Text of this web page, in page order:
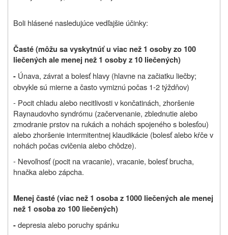
Boli hlásené nasledujúce vedľajšie účinky:
Časté (môžu sa vyskytnúť u viac než 1 osoby zo 100
liečených ale menej než 1 osoby z 10 liečených)
- Únava, závrat a bolesť hlavy (hlavne na začiatku liečby;
obvykle sú mierne a často vymiznú počas 1-2 týždňov)
- Pocit chladu alebo necitlivosti v končatinách, zhoršenie
Raynaudovho syndrómu (začervenanie, zblednutie alebo
zmodranie prstov na rukách a nohách spojeného s bolesťou)
alebo zhoršenie intermitentnej klaudikácie (bolesť alebo kŕče v
nohách počas cvičenia alebo chôdze).
- Nevoľnosť (pocit na vracanie), vracanie, bolesť brucha,
hnačka alebo zápcha.
Menej časté (viac než 1 osoba z 1000 liečených ale menej
než 1 osoba zo 100 liečených)
-depresia alebo poruchy spánku